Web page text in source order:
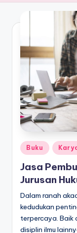
Posted
in
Buku
Jasa
Jurusan
Dalam ranah
kedudukan
terpercaya. Baik
disiplin ilmu